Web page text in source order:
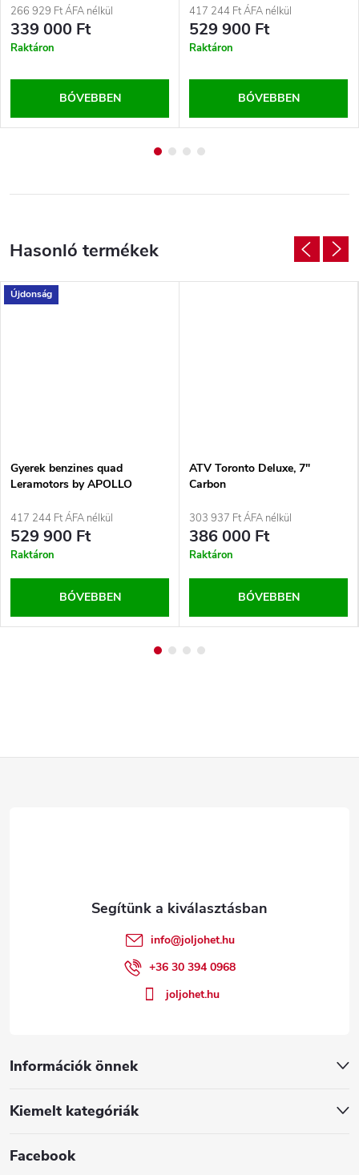
266 929 Ft ÁFA nélkül
339 000 Ft
Raktáron
BŐVEBBEN
narancs
417 244 Ft ÁFA nélkül
529 900 Ft
Raktáron
BŐVEBBEN
Újdonság
Gyerek benzines quad
Leramotors by APOLLO
zöld
417 244 Ft ÁFA nélkül
529 900 Ft
Raktáron
BŐVEBBEN
ATV Toronto Deluxe, 7″
Carbon
303 937 Ft ÁFA nélkül
386 000 Ft
Raktáron
BŐVEBBEN
Információk önnek
Kiemelt kategóriák
Facebook
info@joljohet.hu
+36 30 394 0968
joljohet.hu